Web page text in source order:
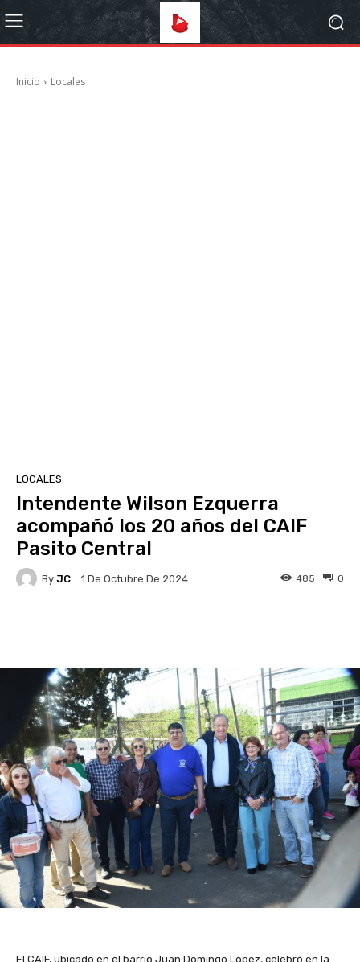
Inicio Locales
LOCALES
Intendente Wilson Ezquerra
acompañó los 20 años del CAIF
Pasito Central
By JC 1 De Octubre De 2024 0
485
El CAIF, ubicado en el barrio Juan Domingo López, celebró en la